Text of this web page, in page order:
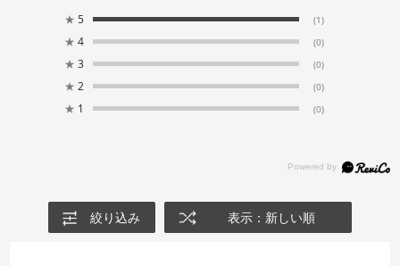
★ 5 (1)
★ 4 (0)
★ 3 (0)
★ 2 (0)
★ 1 (0)
絞り込み 表示：新しい順